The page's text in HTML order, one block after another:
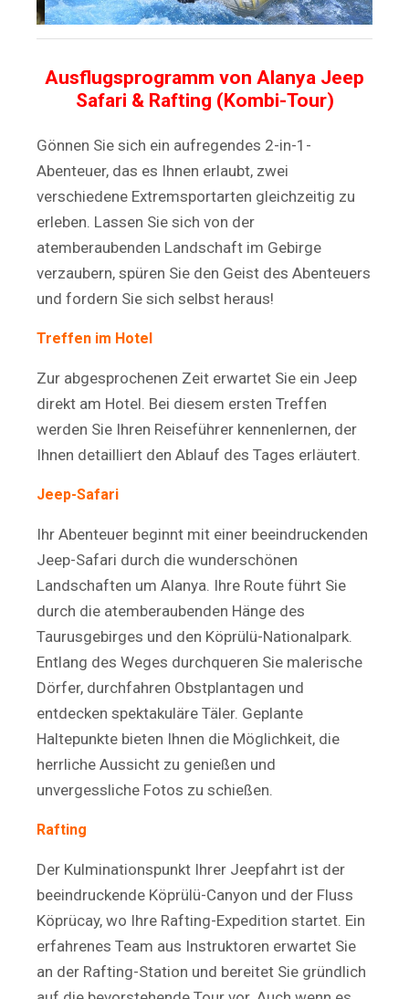
Ausflugsprogramm von Alanya Jeep
Safari & Rafting (Kombi-Tour)
Gönnen Sie sich ein aufregendes 2-in-1-
Abenteuer, das es Ihnen erlaubt, zwei
verschiedene Extremsportarten gleichzeitig zu
erleben. Lassen Sie sich von der
atemberaubenden Landschaft im Gebirge
verzaubern, spüren Sie den Geist des Abenteuers
und fordern Sie sich selbst heraus!
Treffen im Hotel
Zur abgesprochenen Zeit erwartet Sie ein Jeep
direkt am Hotel. Bei diesem ersten Treffen
werden Sie Ihren Reiseführer kennenlernen, der
Ihnen detailliert den Ablauf des Tages erläutert.
Jeep-Safari
Ihr Abenteuer beginnt mit einer beeindruckenden
Jeep-Safari durch die wunderschönen
Landschaften um Alanya. Ihre Route führt Sie
durch die atemberaubenden Hänge des
Taurusgebirges und den Köprülü-Nationalpark.
Entlang des Weges durchqueren Sie malerische
Dörfer, durchfahren Obstplantagen und
entdecken spektakuläre Täler. Geplante
Haltepunkte bieten Ihnen die Möglichkeit, die
herrliche Aussicht zu genießen und
unvergessliche Fotos zu schießen.
Rafting
Der Kulminationspunkt Ihrer Jeepfahrt ist der
beeindruckende Köprülü-Canyon und der Fluss
Köprücay, wo Ihre Rafting-Expedition startet. Ein
erfahrenes Team aus Instruktoren erwartet Sie
an der Rafting-Station und bereitet Sie gründlich